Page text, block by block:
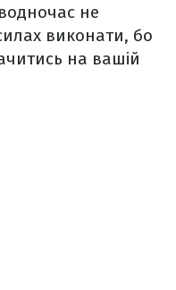
не
виконати, бо
на вашій